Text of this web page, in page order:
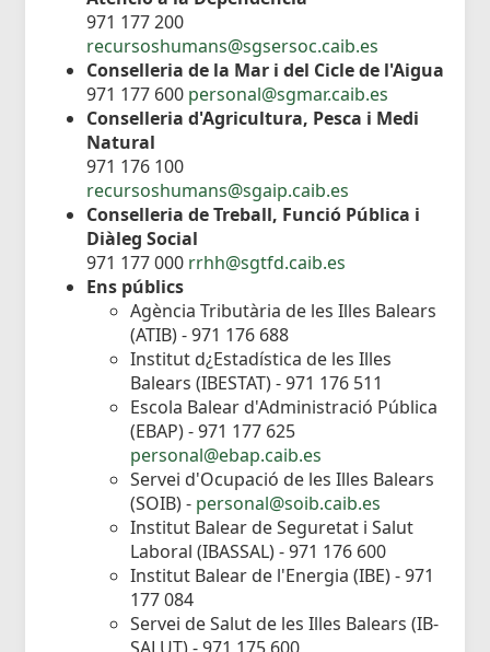
971 177 200
recursoshumans@sgsersoc.caib.es
Conselleria de la Mar i del Cicle de l'Aigua
971 177 600 personal@sgmar.caib.es
Conselleria d'Agricultura, Pesca i Medi
Natural
971 176 100
recursoshumans@sgaip.caib.es
Conselleria de Treball, Funció Pública i
Diàleg Social
971 177 000 rrhh@sgtfd.caib.es
Ens públics
Agència Tributària de les Illes Balears
(ATIB) - 971 176 688
Institut d¿Estadística de les Illes
Balears (IBESTAT) - 971 176 511
Escola Balear d'Administració Pública
(EBAP) - 971 177 625
personal@ebap.caib.es
Servei d'Ocupació de les Illes Balears
(SOIB) - personal@soib.caib.es
Institut Balear de Seguretat i Salut
Laboral (IBASSAL) - 971 176 600
Institut Balear de l'Energia (IBE) - 971
177 084
Servei de Salut de les Illes Balears (IB-